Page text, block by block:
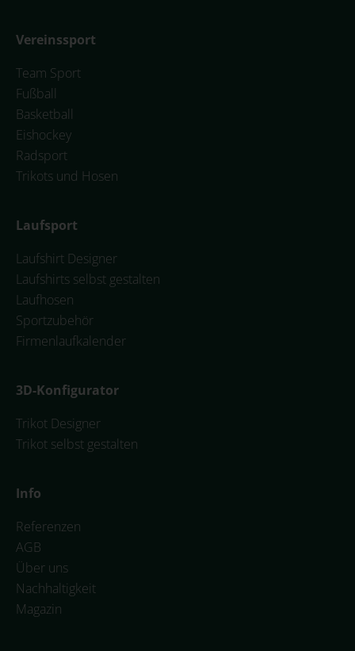
Vereinssport
Team Sport
Fußball
Basketball
Eishockey
Radsport
Trikots und Hosen
Laufsport
Laufshirt Designer
Laufshirts selbst gestalten
Laufhosen
Sportzubehör
Firmenlaufkalender
3D-Konfigurator
Trikot Designer
Trikot selbst gestalten
Info
Referenzen
AGB
Über uns
Nachhaltigkeit
Magazin